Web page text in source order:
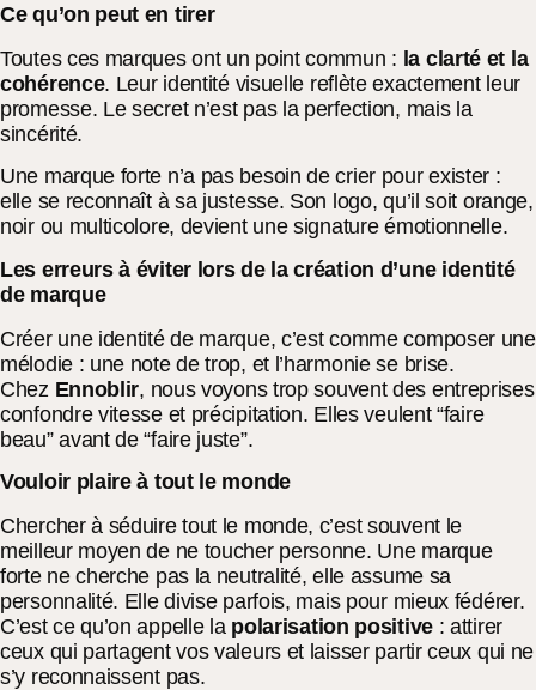
Ce qu’on peut en tirer
Toutes ces marques ont un point commun : la clarté et la
cohérence. Leur identité visuelle reflète exactement leur
promesse. Le secret n’est pas la perfection, mais la
sincérité.
Une marque forte n’a pas besoin de crier pour exister :
elle se reconnaît à sa justesse. Son logo, qu’il soit orange,
noir ou multicolore, devient une signature émotionnelle.
Les erreurs à éviter lors de la création d’une identité
de marque
Créer une identité de marque, c’est comme composer une
mélodie : une note de trop, et l’harmonie se brise.
Chez Ennoblir, nous voyons trop souvent des entreprises
confondre vitesse et précipitation. Elles veulent “faire
beau” avant de “faire juste”.
Vouloir plaire à tout le monde
Chercher à séduire tout le monde, c’est souvent le
meilleur moyen de ne toucher personne. Une marque
forte ne cherche pas la neutralité, elle assume sa
personnalité. Elle divise parfois, mais pour mieux fédérer.
C’est ce qu’on appelle la polarisation positive: attirer
ceux qui partagent vos valeurs et laisser partir ceux qui ne
s’y reconnaissent pas.